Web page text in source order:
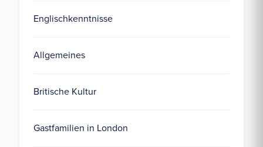
Englischkenntnisse
Allgemeines
Britische Kultur
Gastfamilien in London